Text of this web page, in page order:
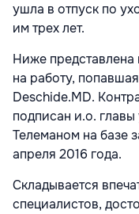
ушла в отпуск по
им трех лет.
Ниже представлена
на работу,
Deschide.MD.
подписан и.о.
Телеманом на базе
апреля 2016 года.
Складывается
специалистов,